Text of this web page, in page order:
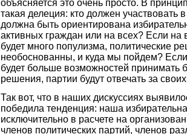
объясняется это очень просто. В
такая делеция: кто должен участвовать
должна быть ориентирована
активных граждан или на всех? Если на
будет много популизма, политические
необоснованны, и куда мы пойдем? Если
будет больше возможностей принимать
решения, партии будут отвечать за
Так вот, что в наших дискуссиях
победила тенденция: наша
исключительно в расчете на
членов политических партий, членов